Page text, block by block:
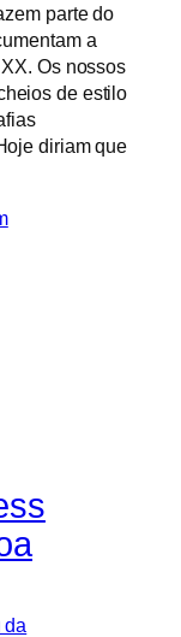
parte do
a
Os nossos
de estilo
diriam que
da